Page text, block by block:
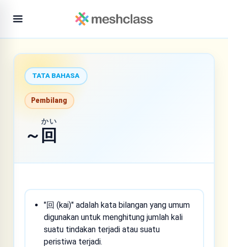
TATA BAHASA
Pembilang
～ 回
かい
"回 (kai)" adalah kata bilangan yang umum
digunakan untuk menghitung jumlah kali
suatu tindakan terjadi atau suatu
peristiwa terjadi.